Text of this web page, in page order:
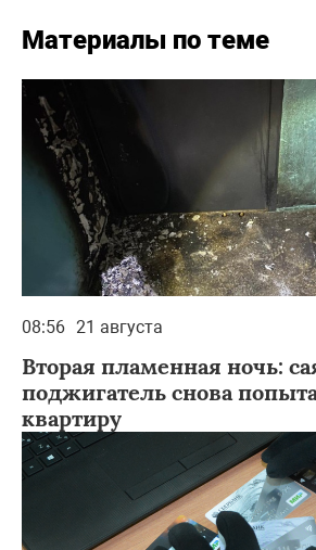
Материалы по теме
08:56 21 августа
Вторая пламенная ночь:
поджигатель снова
квартиру